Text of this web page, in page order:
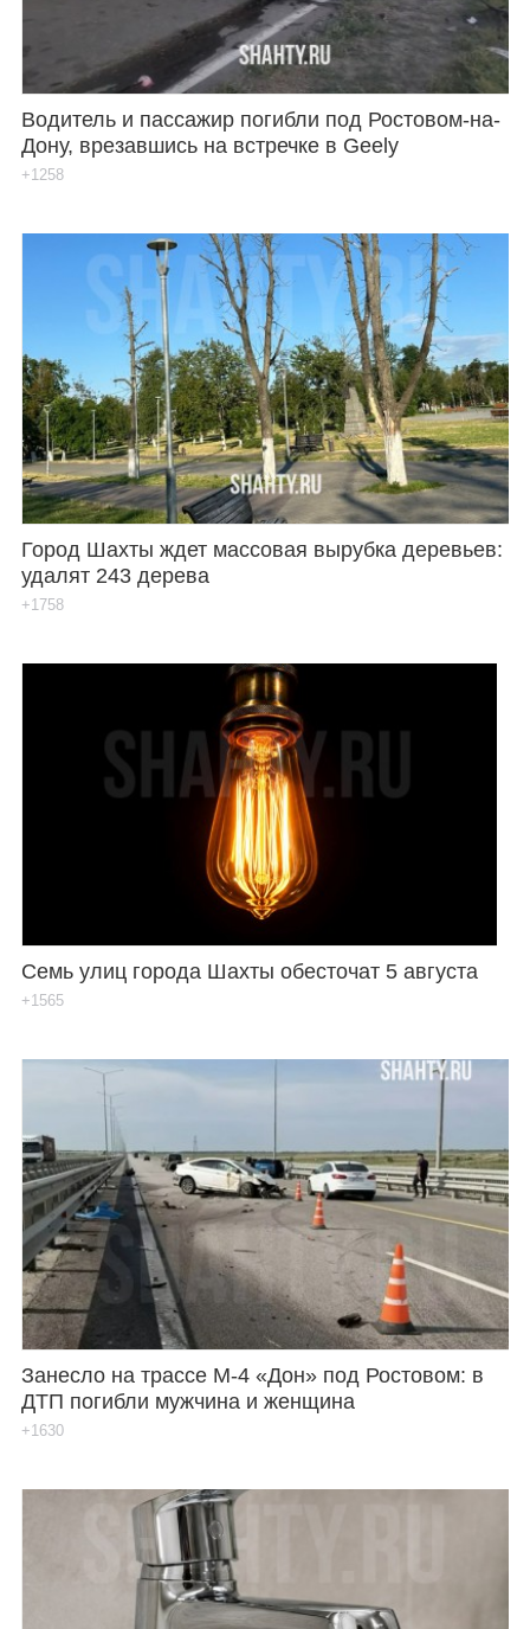
Водитель и пассажир погибли под Ростовом-на-
Дону, врезавшись на встречке в Geely
+1258
Город Шахты ждет массовая вырубка деревьев:
удалят 243 дерева
+1758
Семь улиц города Шахты обесточат 5 августа
+1565
Занесло на трассе М-4 «Дон» под Ростовом: в
ДТП погибли мужчина и женщина
+1630